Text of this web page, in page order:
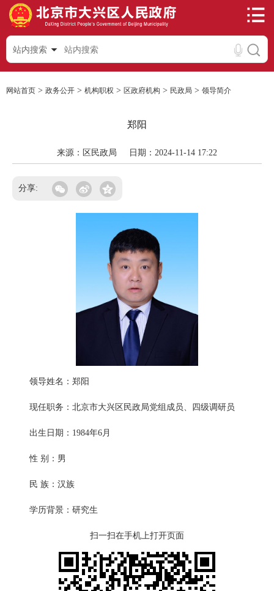
站内搜索
网站首页 > 政务公开 > 机构职权 > 区政府机构 > 民政局 > 领导简介
郑阳
来源：区民政局 日期：2024-11-14 17:22
分享:
领导姓名：郑阳
现任职务：北京市大兴区民政局党组成员、四级调研员
出生日期：1984年6月
性 别：男
民 族：汉族
学历背景：研究生
扫一扫在手机上打开页面